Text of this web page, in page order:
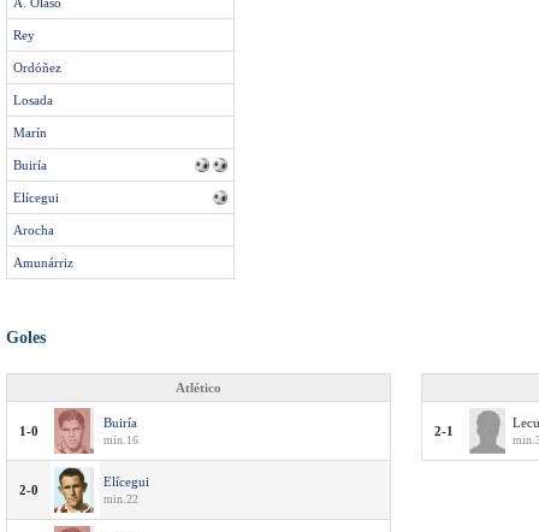
Rey
Ordóñez
Losada
Marín
Buiría
Elícegui
Arocha
Amunárriz
Goles
Atlético
1-0
Buiría
min.16
2-0
Elícegui
min.22
2-1